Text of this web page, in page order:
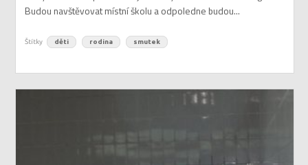
Budou navštěvovat místní školu a odpoledne budou...
Štítky děti rodina smutek